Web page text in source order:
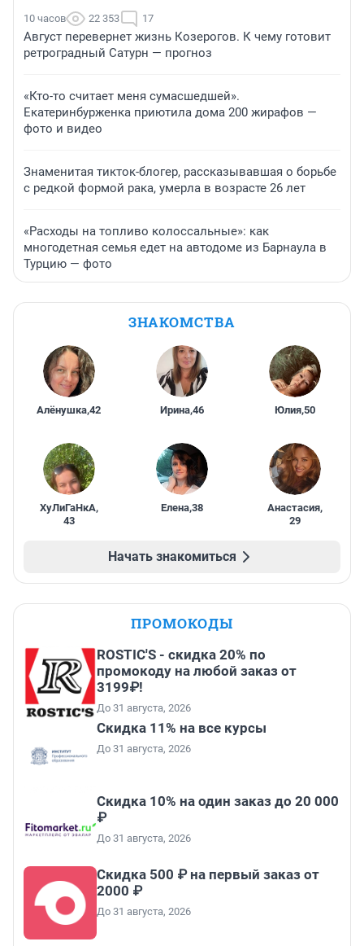
10 часов 22 353 17
Август перевернет жизнь Козерогов. К чему готовит
ретроградный Сатурн — прогноз
«Кто-то считает меня сумасшедшей».
Екатеринбурженка приютила дома 200 жирафов —
фото и видео
Знаменитая тикток-блогер, рассказывавшая о борьбе
с редкой формой рака, умерла в возрасте 26 лет
«Расходы на топливо колоссальные»: как
многодетная семья едет на автодоме из Барнаула в
Турцию — фото
ЗНАКОМСТВА
Алёнушка,42 Ирина,46 Юлия,50
ХуЛиГаНкА,
43
Елена,38 Анастасия,
29
Начать знакомиться
ПРОМОКОДЫ
ROSTIC'S - скидка 20% по
промокоду на любой заказ от
3199₽!
До 31 августа, 2026
Скидка 11% на все курсы
До 31 августа, 2026
Скидка 10% на один заказ до 20 000
₽
До 31 августа, 2026
Скидка 500 ₽ на первый заказ от
2000 ₽
До 31 августа, 2026